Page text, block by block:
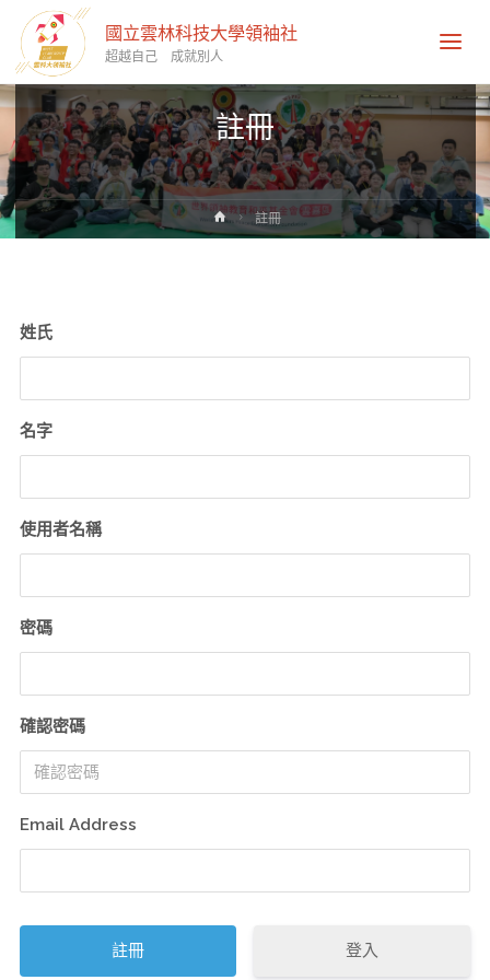
國立雲林科技大學領袖社
超越自己 成就別人
註冊
Home註冊
姓氏
名字
使用者名稱
密碼
確認密碼
Email Address
登入